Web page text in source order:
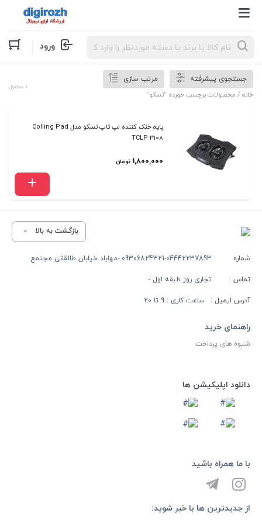
Products
search ورود
جستجوی پیشرفته
مرتب سازی
خانه / محصولات برچسب خورده “تسکو”
1 محصول
پایه خنک کننده لپ تاپ تسکو مدل Colling Pad
TCLP 3108
1,800,000 تومان
بازگشت به بالا
شماره
تماس :
09306824321-04442237893 -مهاباد خیابان طالقانی مجتمع
تجاری روژ طبقه اول -
آدرس ایمیل : ساعت کاری : 9 تا 20
راهنمای خرید
شیوه های پرداخت
دانلود اپلیکیشن ها
از جدیدترین ها با خبر شوید:
با ما همراه باشید